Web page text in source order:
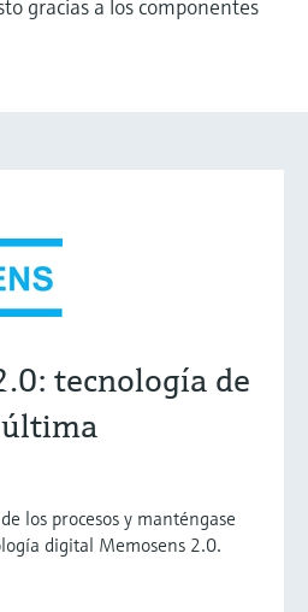
gracias a los componentes
tecnología de
última
los procesos y manténgase
digital Memosens 2.0.